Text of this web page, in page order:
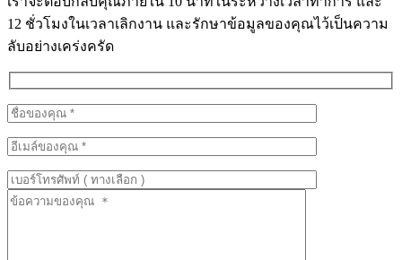
12 ชั่วโมงในเวลาเลิกงาน และรักษาข้อมูลของคุณไว้เป็นความ
ลับอย่างเคร่งครัด